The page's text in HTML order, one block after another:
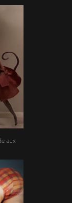
aux